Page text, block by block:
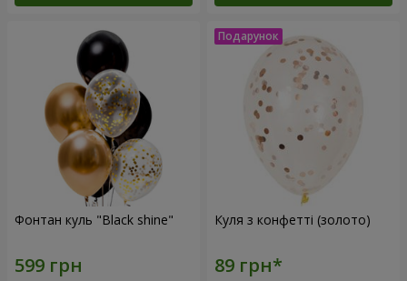
Фонтан куль "Black shine" Куля з конфетті (золото)